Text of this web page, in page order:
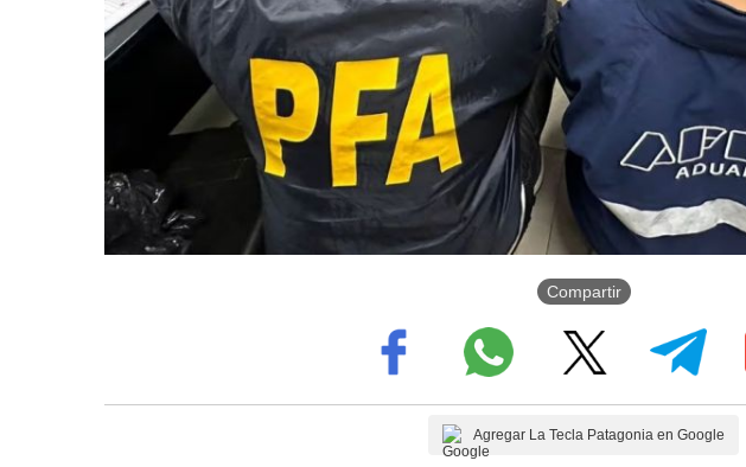
Compartir
Agregar La Tecla Patagonia en Google